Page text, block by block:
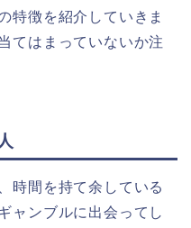
特徴を紹介していきま
てはまっていないか注
時間を持て余している
ャンブルに出会ってし